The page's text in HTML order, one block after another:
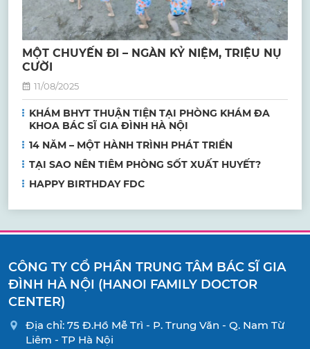
MỘT CHUYẾN ĐI – NGÀN KỶ NIỆM, TRIỆU NỤ
CƯỜI
11/08/2025
KHÁM BHYT THUẬN TIỆN TẠI PHÒNG KHÁM ĐA
KHOA BÁC SĨ GIA ĐÌNH HÀ NỘI
14 NĂM – MỘT HÀNH TRÌNH PHÁT TRIỂN
TẠI SAO NÊN TIÊM PHÒNG SỐT XUẤT HUYẾT?
HAPPY BIRTHDAY FDC
CÔNG TY CỔ PHẦN TRUNG TÂM BÁC SĨ GIA
ĐÌNH HÀ NỘI (HANOI FAMILY DOCTOR
CENTER)
Địa chỉ: 75 Đ.Hồ Mễ Trì - P. Trung Văn - Q. Nam Từ
Liêm - TP Hà Nội